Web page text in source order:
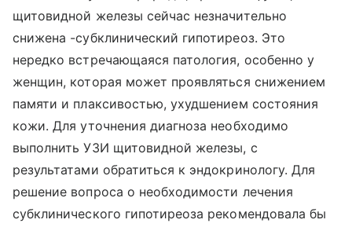
щитовидной железы сейчас незначительно
снижена -субклинический гипотиреоз. Это
нередко встречающаяся патология, особенно у
женщин, которая может проявляться снижением
памяти и плаксивостью, ухудшением состояния
кожи. Для уточнения диагноза необходимо
выполнить УЗИ щитовидной железы, с
результатами обратиться к эндокринологу. Для
решение вопроса о необходимости лечения
субклинического гипотиреоза рекомендовала бы